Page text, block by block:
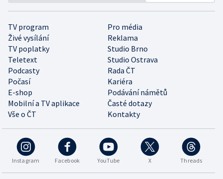
TV program
Pro média
Živé vysílání
Reklama
TV poplatky
Studio Brno
Teletext
Studio Ostrava
Podcasty
Rada ČT
Počasí
Kariéra
E-shop
Podávání námětů
Mobilní a TV aplikace
Časté dotazy
Vše o ČT
Kontakty
Instagram Facebook YouTube X Threads